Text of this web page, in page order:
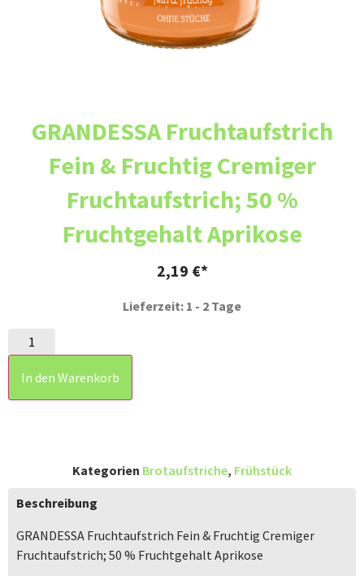
GRANDESSA Fruchtaufstrich
Fein & Fruchtig Cremiger
Fruchtaufstrich; 50 %
Fruchtgehalt Aprikose
2,19 €
Lieferzeit: 1 - 2 Tage
In den Warenkorb
Kategorien Brotaufstriche, Frühstück
Beschreibung
GRANDESSA Fruchtaufstrich Fein & Fruchtig Cremiger
Fruchtaufstrich; 50 % Fruchtgehalt Aprikose